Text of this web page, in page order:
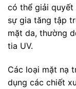
có thể giải quyết
sự gia tăng tập
mặt da, thường
tia UV.
Các loại mặt nạ
dụng các chiết